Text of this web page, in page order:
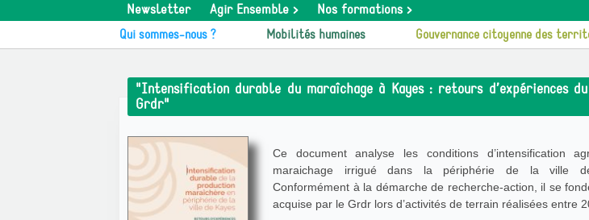
Newsletter Agir Ensemble > Nos formations >
Qui sommes-nous ? Mobilités humaines Gouvernance citoyenne des
"Intensification durable du maraîchage à Kayes : retours d’expériences du
Grdr"
Ce document analyse les conditions d’intensification
maraichage irrigué dans la périphérie de la ville
Conformément à la démarche de recherche-action, il se
acquise par le Grdr lors d’activités de terrain réalisées entre